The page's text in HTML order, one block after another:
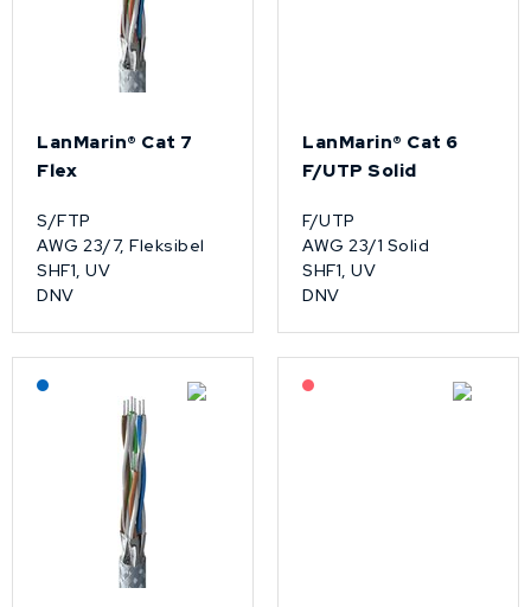
LanMarin® Cat 7
Flex
S/FTP
AWG 23/7, Fleksibel
SHF1, UV
DNV
LanMarin® Cat 6
F/UTP Solid
F/UTP
AWG 23/1 Solid
SHF1, UV
DNV
Lagerført: NEK Kabel